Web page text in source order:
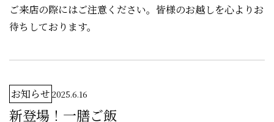
ご来店の際にはご注意ください。皆様のお越しを心よりお
待ちしております。
お知らせ 2025.6.16
新登場！一膳ご飯